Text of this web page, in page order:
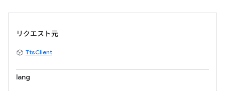
リクエスト元
TtsClient
lang